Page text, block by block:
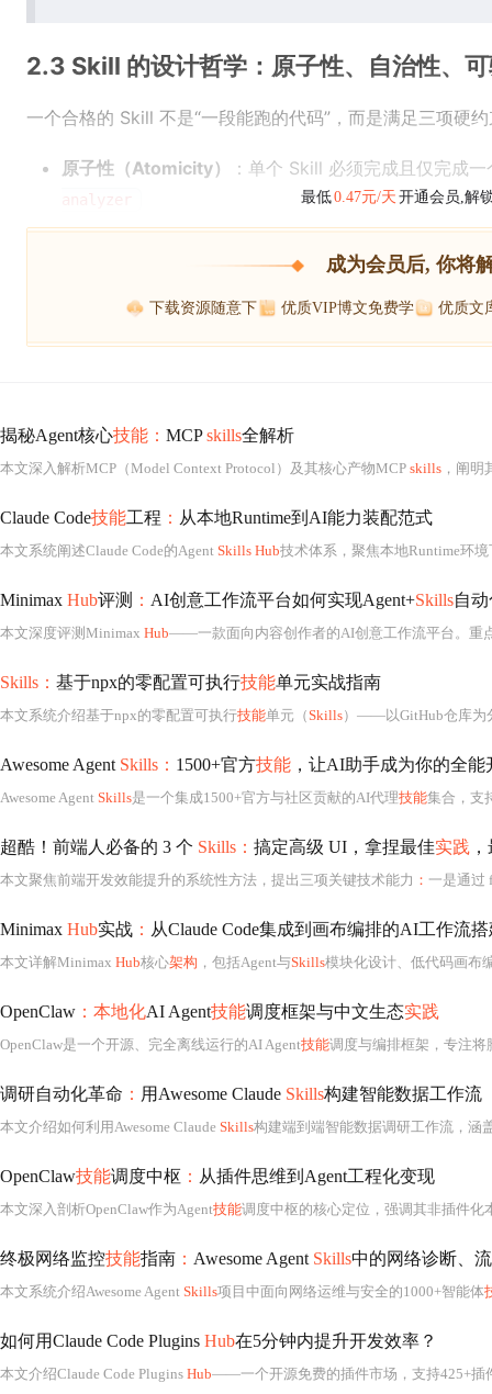
2.3 Skill 的设计哲学：原子性、自治性、
一个合格的 Skill 不是“一段能跑的代码”，而是满足三项硬
原子性（Atomicity） ：单个 Skill 必须完成且仅完成
analyzer 最低0.47元/天 开通会员,解
成为会员后, 你将
下载资源随意下 优质VIP博文免费学 优质文
揭秘Agent核心技能： MCPskills全解析
本文深入解析MCP（Model Context Protocol）及其核心产物MCP skills ，阐明其作为
Claude Code技能工程 ： 从本地Runtime到AI能力装配范式
本文系统阐述Claude Code的Agent Skills Hub技术体系，聚焦本地Runtime环境下的
Minimax Hub评测 ： AI创意工作流平台如何实现Agent+Skills自
本文深度评测Minimax Hub——一款面向内容创作者的AI创意工作流平台。重
Skills： 基于npx的零配置可执行技能单元实战指南
本文系统介绍基于npx的零配置可执行技能单元（Skills）——以GitHub仓库为分发载体、无需全局安装、即用即走的命令行
Awesome Agent Skills： 1500+官方技能 ，让AI助手成为你的全能
Awesome Agent Skills是一个集成1500+官方与社区贡献的AI代理技能集合，支持Claude Code、
超酷！前端人必备的 3 个 Skills： 搞定高级 UI，拿捏最佳实践
本文聚焦前端开发效能提升的系统性方法，提出三项关键技术能力 ： 一是通过
Minimax Hub实战 ： 从Claude Code集成到画布编排的AI工作流
本文详解Minimax Hub核心架构 ，包括Agent与Skills模块化设计、低代码画布编辑器及自动化管线调度机制；重点演示
OpenClaw ：本地化AI Agent技能调度框架与中文生态实践
OpenClaw是一个开源、完全离线运行的AI Agent技能调度与编排框架，专注将脚本化自动化能力封装为可搜索、可复用的中文元数据Skill单元。它不提供大模型，而是作为Agent层面的‘操作系统’，统一管理Python函数
调研自动化革命 ： 用Awesome Claude Skills构建智能数据工作流
本文介绍如何利用Awesome Claude Skills构建端到端智能数据调研工作流，涵
OpenClaw技能调度中枢 ： 从插件思维到Agent工程化变现
本文深入剖析OpenClaw作为Agent技能调度中枢的核心定位，强调其非插件化
终极网络监控技能指南 ： Awesome Agent Skills中的网络诊断、
本文系统介绍Awesome Agent Skills项目中面向网络运维与安全的1000+智能体
如何用Claude Code Plugins Hub在5分钟内提升开发效率？
本文介绍Claude Code Plugins Hub——一个开源免费的插件市场，支持425+插